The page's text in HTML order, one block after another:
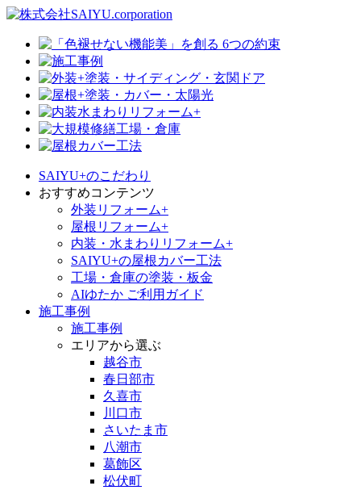
SAIYU+のこだわり
おすすめコンテンツ
外装リフォーム+
屋根リフォーム+
内装・水まわりリフォーム+
SAIYU+の屋根カバー工法
工場・倉庫の塗装・板金
AIゆたか ご利用ガイド
施工事例
施工事例
エリアから選ぶ
越谷市
春日部市
久喜市
川口市
さいたま市
八潮市
葛飾区
松伏町